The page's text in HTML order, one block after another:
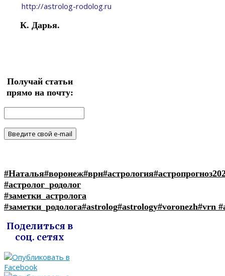
http://astrolog-rodolog.ru
К. Дарья.
Получай статьи
прямо на почту:
#Наталья#воронеж#врн#астрология
#астролог_родолог
#заметки_астролога
#заметки_родолога#astrolog#astrology#voronezh#vrn
Поделиться в
соц. сетях